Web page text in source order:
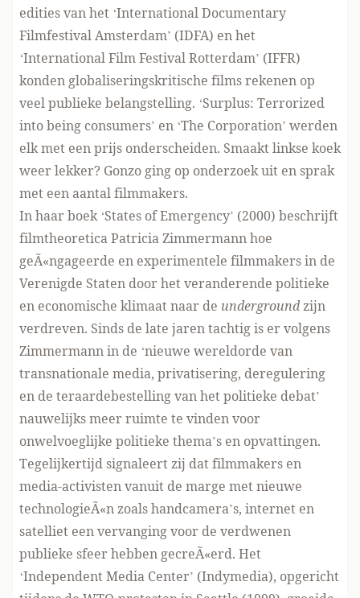
edities van het ‘International Documentary
Filmfestival Amsterdam’ (IDFA) en het
‘International Film Festival Rotterdam’ (IFFR)
konden globaliseringskritische films rekenen op
veel publieke belangstelling. ‘Surplus: Terrorized
into being consumers’ en ‘The Corporation’ werden
elk met een prijs onderscheiden. Smaakt linkse koek
weer lekker? Gonzo ging op onderzoek uit en sprak
met een aantal filmmakers.
In haar boek ‘States of Emergency’ (2000) beschrijft
filmtheoretica Patricia Zimmermann hoe
geÃ«ngageerde en experimentele filmmakers in de
Verenigde Staten door het veranderende politieke
en economische klimaat naar de undergroundzijn
verdreven. Sinds de late jaren tachtig is er volgens
Zimmermann in de ‘nieuwe wereldorde van
transnationale media, privatisering, deregulering
en de teraardebestelling van het politieke debat’
nauwelijks meer ruimte te vinden voor
onwelvoeglijke politieke thema’s en opvattingen.
Tegelijkertijd signaleert zij dat filmmakers en
media-activisten vanuit de marge met nieuwe
technologieÃ«n zoals handcamera’s, internet en
satelliet een vervanging voor de verdwenen
publieke sfeer hebben gecreÃ«erd. Het
‘Independent Media Center’ (Indymedia), opgericht